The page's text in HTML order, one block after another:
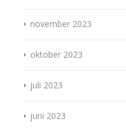
november 2023
oktober 2023
juli 2023
juni 2023